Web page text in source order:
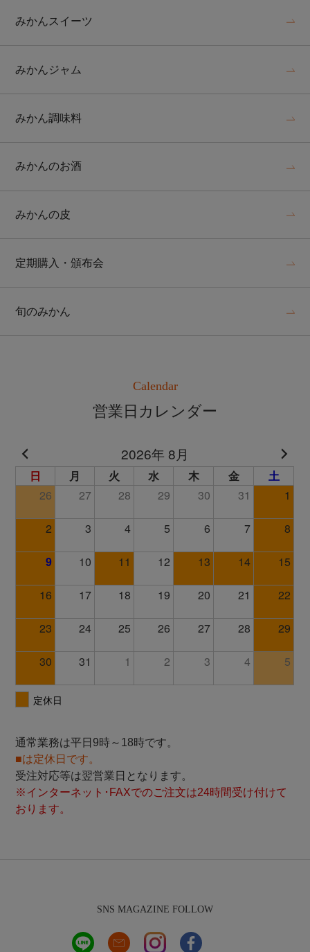
みかんスイーツ
みかんジャム
みかん調味料
みかんのお酒
みかんの皮
定期購入・頒布会
旬のみかん
Calendar
営業日カレンダー
通常業務は平日9時～18時です。
■は定休日です。
受注対応等は翌営業日となります。
※インターネット･FAXでのご注文は24時間受け付けて
おります。
SNS MAGAZINE FOLLOW